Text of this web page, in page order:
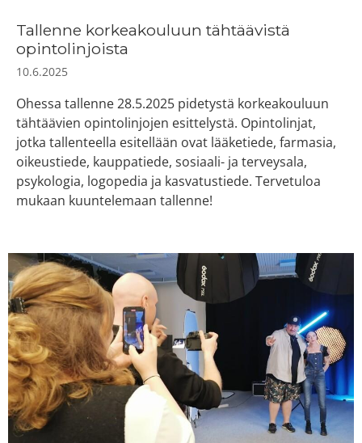
Tallenne korkeakouluun tähtäävistä
opintolinjoista
10.6.2025
Ohessa tallenne 28.5.2025 pidetystä korkeakouluun
tähtäävien opintolinjojen esittelystä. Opintolinjat,
jotka tallenteella esitellään ovat lääketiede, farmasia,
oikeustiede, kauppatiede, sosiaali- ja terveysala,
psykologia, logopedia ja kasvatustiede. Tervetuloa
mukaan kuuntelemaan tallenne!